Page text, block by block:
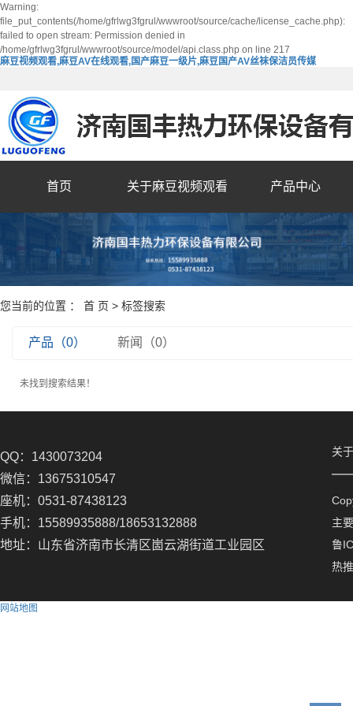
Warning:
file_put_contents(/home/gfrlwg3fgrul/wwwroot/source/cache/license_cache.php):
failed to open stream: Permission denied in
/home/gfrlwg3fgrul/wwwroot/source/model/api.class.php on line 217
麻豆视频观看,麻豆AV在线观看,国产麻豆一级片,麻豆国产AV丝袜保洁员传媒
首页 关于麻豆视频观看 产品中心
您当前的位置 ： 首 页 > 标签搜索
产品（0） 新闻（0）
未找到搜索结果！
QQ：1430073204
微信：13675310547
座机：0531-87438123
手机：15589935888/18653132888
地址：山东省济南市长清区崮云湖街道工业园区
关
主
鲁
热
网站地图